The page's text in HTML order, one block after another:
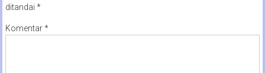
ditandai *
Komentar*